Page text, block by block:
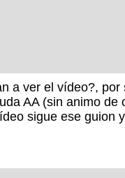
a ver el vídeo?,
AA (sin animo
sigue ese guion